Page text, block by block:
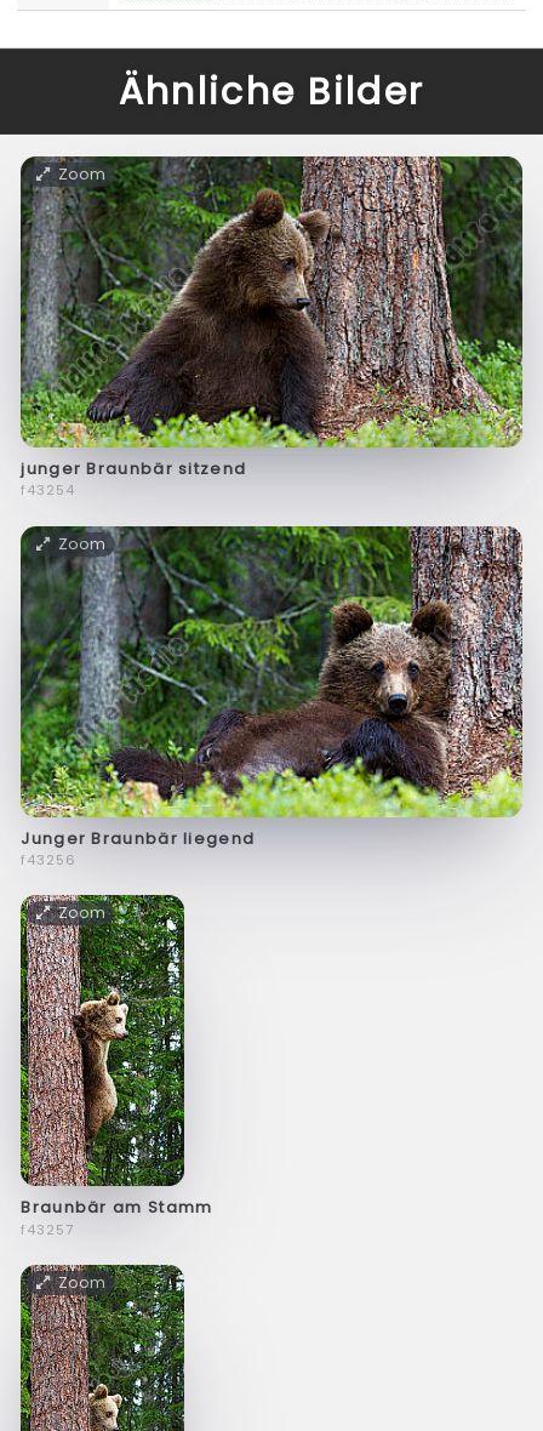
Ähnliche Bilder
Zoom
junger Braunbär sitzend
f43254
Zoom
Junger Braunbär liegend
f43256
Zoom
Braunbär am Stamm
f43257
Zoom